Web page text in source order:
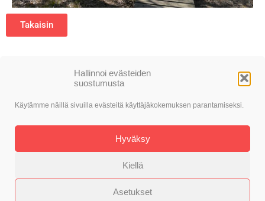
Hallinnoi evästeiden
suostumusta
Käytämme näillä sivuilla evästeitä käyttäjäkokemuksen parantamiseksi.
Hyväksy
Kiellä
Asetukset
Takaisin
Toteutus: Alasin Media Oy